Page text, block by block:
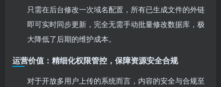
只需在后台修改一次域名配置，所有已生成文件的外链
即可实时同步更新，完全无需手动批量修改数据库，极
大降低了后期的维护成本。
运营价值：精细化权限管控，保障资源安全合规
对于开放多用户上传的系统而言，内容的安全与合规至